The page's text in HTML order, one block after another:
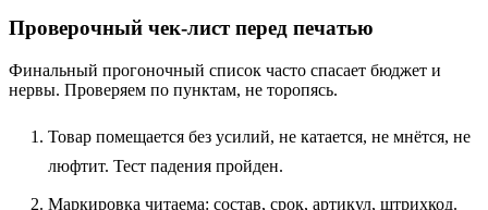
Проверочный чек‑лист перед печатью
Финальный прогоночный список часто спасает бюджет и
нервы. Проверяем по пунктам, не торопясь.
Товар помещается без усилий, не катается, не мнётся, не
люфтит. Тест падения пройден.
Маркировка читаема: состав, срок, артикул, штрихкод.